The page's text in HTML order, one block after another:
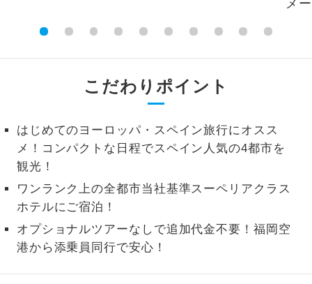
こだわりポイント
はじめてのヨーロッパ・スペイン旅行にオスス
メ！コンパクトな日程でスペイン人気の4都市を
観光！
ワンランク上の全都市当社基準スーペリアクラス
ホテルにご宿泊！
オプショナルツアーなしで追加代金不要！福岡空
港から添乗員同行で安心！
※手配の都合により変更になる場合がありま
す。
【その他諸税追加】
2026/8/12 大人（12歳以上）2,600円、子供
（2歳以上12歳未満）2,600円2026/8/26 大
人（12歳以上）2,600円、子供（2歳以上12歳
未満）2,600円2026/9/2 大人（12歳以上）
2,640円、子供（2歳以上12歳未満）2,640円
2026/9/9 大人（12歳以上）2,520円、子供
（2歳以上12歳未満）2,520円
だけます。
トラベルイヤ
周りの音を気にせず、ガイドさんの説明
をじっくり聞くことができます。
1名様催行
1名様から出発可能な個人型プランで
す。
2名様催行
す。
おひとり様参
加限定
おひとり様限定でご参加いただけるコー
スです。
1名様1室同代
1名様1室利用でも追加料金がかからない